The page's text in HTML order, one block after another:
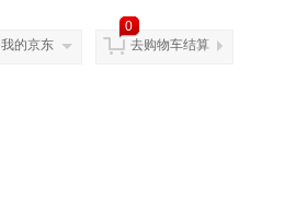
我的京东
0
去购物车结算